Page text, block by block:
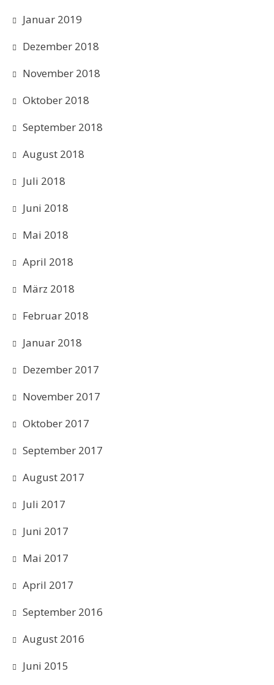
Januar 2019
Dezember 2018
November 2018
Oktober 2018
September 2018
August 2018
Juli 2018
Juni 2018
Mai 2018
April 2018
März 2018
Februar 2018
Januar 2018
Dezember 2017
November 2017
Oktober 2017
September 2017
August 2017
Juli 2017
Juni 2017
Mai 2017
April 2017
September 2016
August 2016
Juni 2015